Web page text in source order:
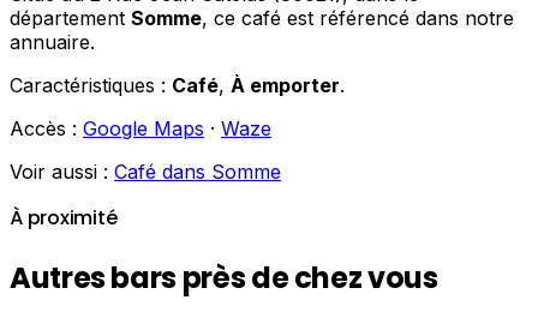
département Somme, ce café est référencé dans notre
annuaire.
Caractéristiques : Café, À emporter.
Accès : Google Maps · Waze
Voir aussi : Café dans Somme
À proximité
Autres bars près de chez vous